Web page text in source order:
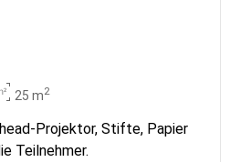
25 m2
Projektor, Stifte, Papier
Teilnehmer.